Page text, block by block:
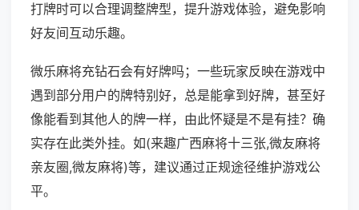
打牌时可以合理调整牌型，提升游戏体验，避免影响
好友间互动乐趣。
微乐麻将充钻石会有好牌吗；一些玩家反映在游戏中
遇到部分用户的牌特别好，总是能拿到好牌，甚至好
像能看到其他人的牌一样，由此怀疑是不是有挂？确
实存在此类外挂。如(来趣广西麻将十三张,微友麻将
亲友圈,微友麻将)等，建议通过正规途径维护游戏公
平。